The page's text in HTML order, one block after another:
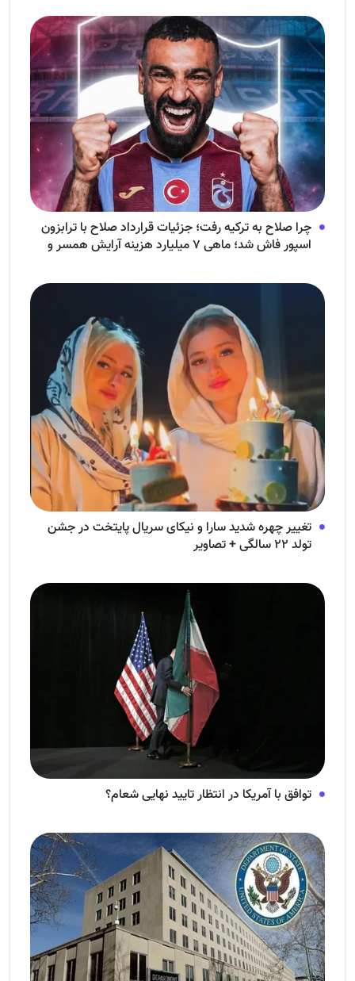
چرا صلاح به ترکیه رفت؛ جزئیات قرارداد صلاح با ترابزون
اسپور فاش شد؛ ماهی ۷ میلیارد هزینه آرایش همسر و
تغییر چهره شدید سارا و نیکای سریال پایتخت در جشن
تولد ۲۲ سالگی + تصاویر
توافق با آمریکا در انتظار تایید نهایی شعام؟